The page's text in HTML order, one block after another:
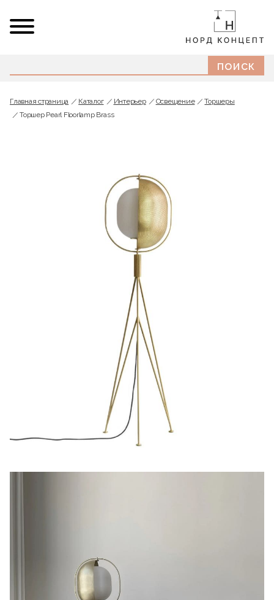
Главная страница Каталог Интерьер Освещение
Торшеры
Торшер Pearl Floorlamp Brass